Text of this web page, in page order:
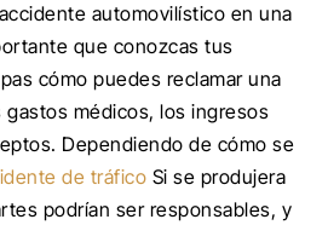
automovilístico en una
que conozcas tus
cómo puedes reclamar una
médicos, los ingresos
Dependiendo de cómo se
de tráfico Si se produjera
podrían ser responsables, y